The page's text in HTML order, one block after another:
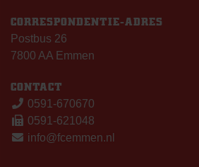
CORRESPONDENTIE-ADRES
Postbus 26
7800 AA Emmen
CONTACT
0591-670670
0591-621048
info@fcemmen.nl